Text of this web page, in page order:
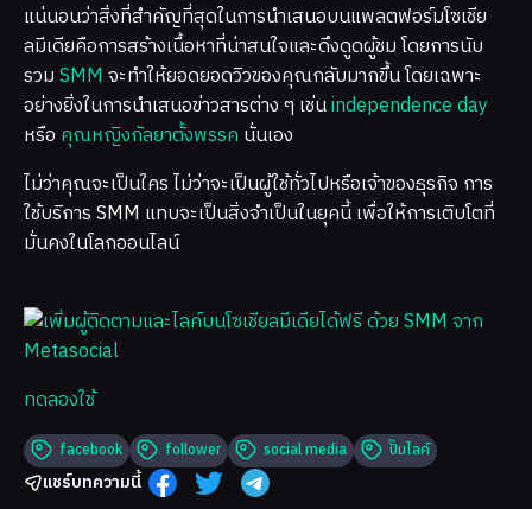
แน่นอนว่าสิ่งที่สำคัญที่สุดในการนำเสนอบนแพลตฟอร์มโซเชีย
ลมีเดียคือการสร้างเนื้อหาที่น่าสนใจและดึงดูดผู้ชม โดยการนับ
รวมSMM จะทำให้ยอดยอดวิวของคุณกลับมากขึ้น โดยเฉพาะ
อย่างยิ่งในการนำเสนอข่าวสารต่าง ๆ เช่นindependence day
หรือ คุณหญิงกัลยาตั้งพรรค นั่นเอง
ไม่ว่าคุณจะเป็นใคร ไม่ว่าจะเป็นผู้ใช้ทั่วไปหรือเจ้าของธุรกิจ การ
ใช้บริการ SMM แทบจะเป็นสิ่งจำเป็นในยุคนี้ เพื่อให้การเติบโตที่
มั่นคงในโลกออนไลน์
ทดลองใช้
facebook follower social media ปั๊มไลค์
แชร์บทความนี้